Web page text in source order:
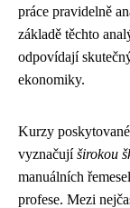
práce pravidelně
základě těchto
odpovídají
ekonomiky.
Kurzy
vyznačujíširokou
manuálních
profese. Mezi